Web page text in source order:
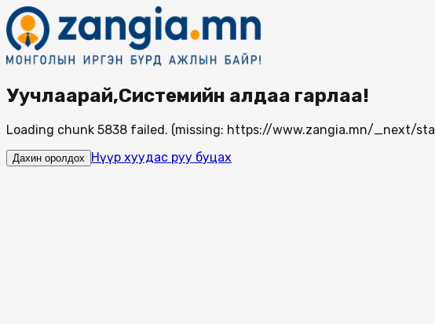
Уучлаарай,Системийн алдаа гарлаа!
Loading chunk 5838 failed. (missing: https://www.zangia.mn/_next/
Дахин оролдох Нүүр хуудас руу буцах